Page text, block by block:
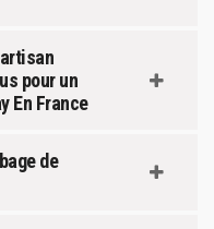
pour un
En France
de